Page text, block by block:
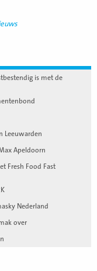
is met de
Leeuwarden
Apeldoorn
Fresh Food Fast
Nederland
over